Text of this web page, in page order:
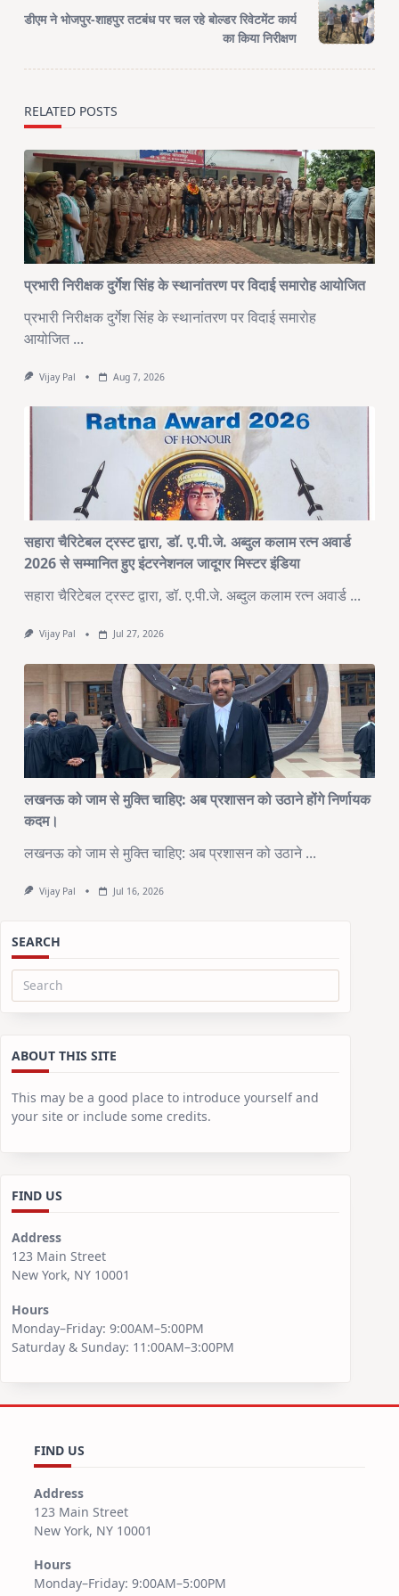
reader-
डीएम ने भोजपुर-शाहपुर तटबंध पर चल रहे बोल्डर रिवेटमेंट कार्य
का किया निरीक्षण
RELATED POSTS
प्रभारी निरीक्षक दुर्गेश सिंह के स्थानांतरण पर विदाई समारोह आयोजित
प्रभारी निरीक्षक दुर्गेश सिंह के स्थानांतरण पर विदाई समारोह
आयोजित ...
Vijay Pal Aug 7, 2026
सहारा चैरिटेबल ट्रस्ट द्वारा, डॉ. ए.पी.जे. अब्दुल कलाम रत्न अवार्ड
2026 से सम्मानित हुए इंटरनेशनल जादूगर मिस्टर इंडिया
सहारा चैरिटेबल ट्रस्ट द्वारा, डॉ. ए.पी.जे. अब्दुल कलाम रत्न अवार्ड ...
Vijay Pal Jul 27, 2026
लखनऊ को जाम से मुक्ति चाहिए: अब प्रशासन को उठाने होंगे निर्णायक
कदम।
लखनऊ को जाम से मुक्ति चाहिए: अब प्रशासन को उठाने ...
Vijay Pal Jul 16, 2026
SEARCH
Search
ABOUT THIS SITE
This may be a good place to introduce yourself and
your site or include some credits.
FIND US
Address
123 Main Street
New York, NY 10001
Hours
Monday–Friday: 9:00AM–5:00PM
Saturday & Sunday: 11:00AM–3:00PM
FIND US
Address
123 Main Street
New York, NY 10001
Hours
Monday–Friday: 9:00AM–5:00PM